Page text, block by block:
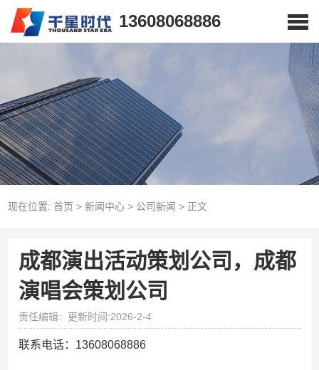
13608068886
现在位置: 首页 > 新闻中心> 公司新闻 > 正文
成都演出活动策划公司，成都
演唱会策划公司
责任编辑: 更新时间:2026-2-4
联系电话：13608068886